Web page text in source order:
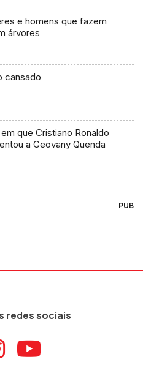
e homens que fazem
árvores
cansado
que Cristiano Ronaldo
a Geovany Quenda
PUB
redes sociais
ao
Aceder ao
Aceder